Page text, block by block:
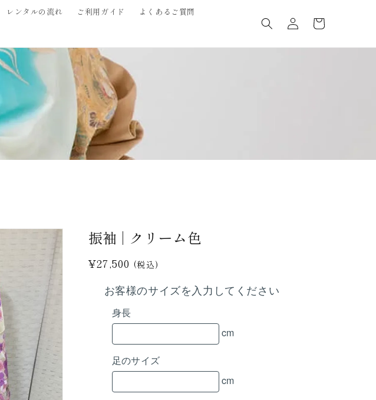
レンタルの流れ ご利用ガイド よくあるご質問
グ
イ
ー
振袖 | クリーム色
通
¥27,500(税込)
お客様のサイズを入力してください
身長
cm
足のサイズ
cm